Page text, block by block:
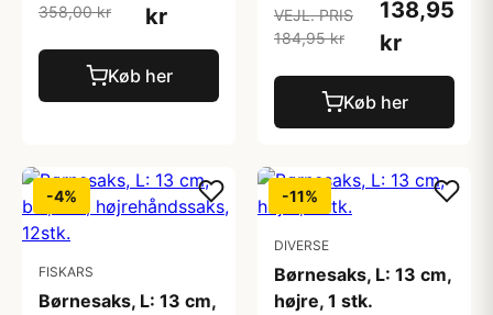
358,00 kr
kr
Køb her
VEJL. PRIS
184,95 kr
138,95
kr
Køb her
-4%
FISKARS
Børnesaks, L: 13 cm,
-11%
DIVERSE
Børnesaks, L: 13 cm,
højre, 1 stk.